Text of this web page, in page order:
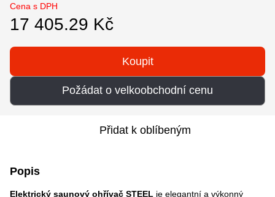
Cena s DPH
17 405.29 Kč
Koupit
Požádat o velkoobchodní cenu
Přidat k oblíbeným
Popis
Elektrický saunový ohřívač STEEL je elegantní a výkonný